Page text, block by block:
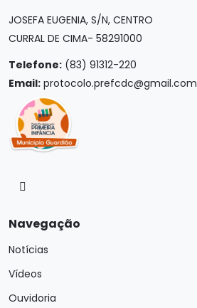
JOSEFA EUGENIA, S/N, CENTRO
CURRAL DE CIMA- 58291000
Telefone: (83) 91312-220
Email: protocolo.prefcdc@gmail.com
Navegação
Notícias
Vídeos
Ouvidoria